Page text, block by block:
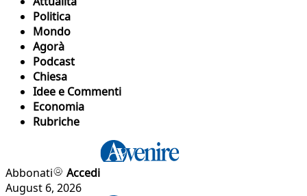
Politica
Mondo
Agorà
Podcast
Chiesa
Idee e Commenti
Economia
Rubriche
Abbonati
Accedi
August 6, 2026